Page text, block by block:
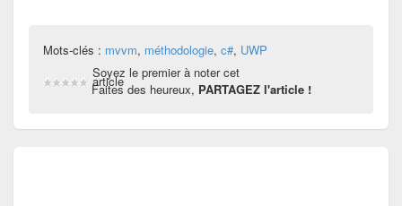
Mots-clés : mvvm, méthodologie, c#, UWP
Soyez le premier à noter cet
article
Faites des heureux, PARTAGEZ l'article !